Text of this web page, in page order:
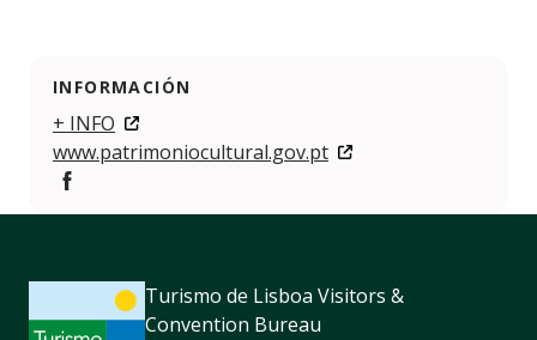
INFORMACIÓN
+ INFO
www.patrimoniocultural.gov.pt
Facebook
Turismo de Lisboa Visitors &
Convention Bureau